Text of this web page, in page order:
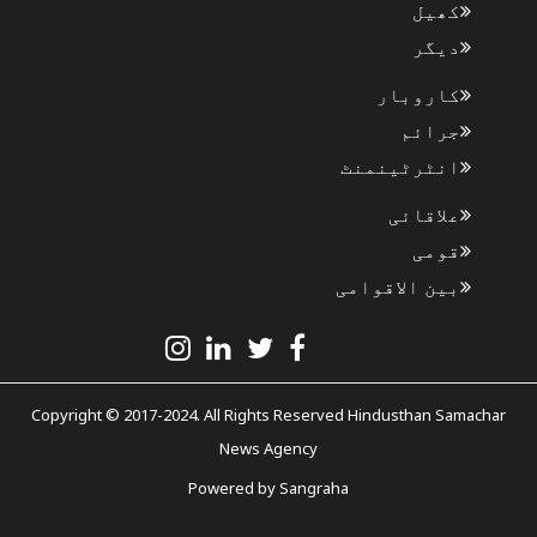
کھیل
دیگر
کاروبار
جرائم
انٹرٹینمنٹ
علاقائی
قومی
بین الاقوامی
Copyright © 2017-2024. All Rights Reserved Hindusthan Samachar
News Agency
Powered bySangraha